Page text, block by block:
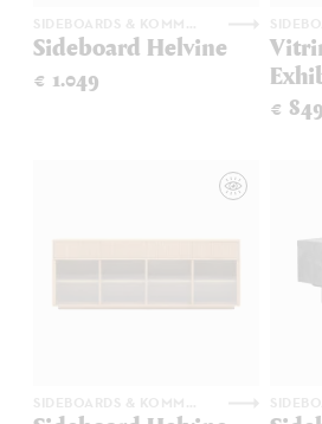
Sideboard Helvine
€ 1.049
€ 849